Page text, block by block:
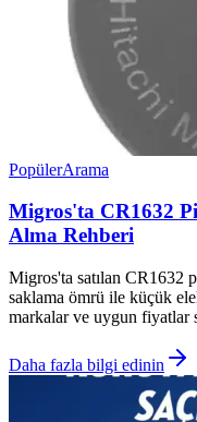
PopülerArama
Migros'ta CR1632
Alma Rehberi
Migros'ta satılan CR1632
saklama ömrü ile küçük
markalar ve uygun fiyatlar
Daha fazla bilgi edinin